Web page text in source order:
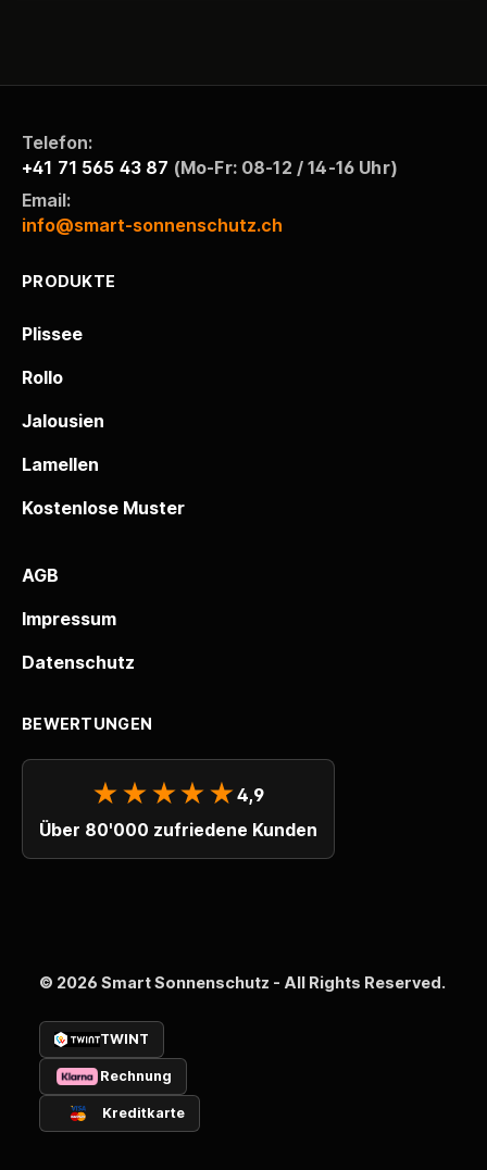
Telefon:
+41 71 565 43 87 (Mo-Fr: 08-12 / 14-16 Uhr)
Email:
info@smart-sonnenschutz.ch
PRODUKTE
Plissee
Rollo
Jalousien
Lamellen
Kostenlose Muster
AGB
Impressum
Datenschutz
BEWERTUNGEN
★★★★★4,9
Über 80'000 zufriedene Kunden
© 2026 Smart Sonnenschutz - All Rights Reserved.
TWINT
Rechnung
Kreditkarte